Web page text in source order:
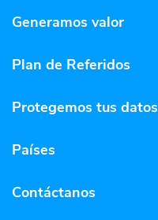
Generamos valor
Plan de Referidos
Protegemos tus datos
Países
Contáctanos